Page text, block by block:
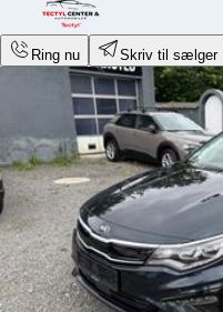
Ring nu Skriv til sælger